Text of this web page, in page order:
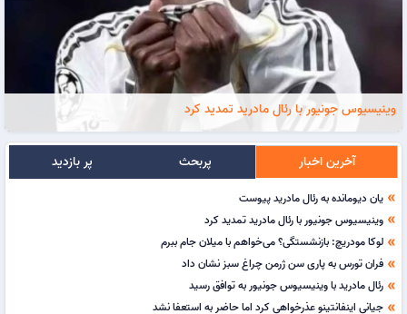
وینیسیوس جونیور با رئال مادرید تمدید کرد
آخرین اخبار پربحث پر بازدید
double_arrow یان دیومانده به رئال مادرید پیوست
double_arrow وینیسیوس جونیور با رئال مادرید تمدید کرد
double_arrow لوکا مودریچ: بازنشستگی؟ می‌خواهم با میلان جام ببرم
double_arrow فران تورس به پاری سن ژرمن چراغ سبز نشان داد
double_arrow رئال مادرید با وینیسیوس جونیور به توافق رسید
double_arrow جیانی اینفانتینو عذرخواهی کرد اما حاضر به استعفا نشد